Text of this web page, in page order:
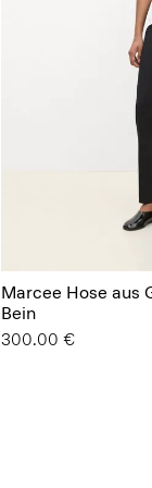
Marcee Hose aus
Bein
300.00 €